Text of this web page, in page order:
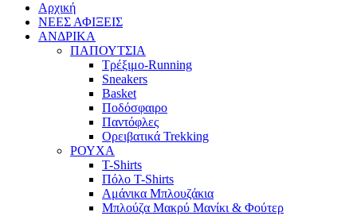
Αρχική
ΝΕΕΣ ΑΦΙΞΕΙΣ
AΝΔΡΙΚΑ
ΠΑΠΟΥΤΣΙΑ
Τρέξιμο-Running
Sneakers
Basket
Ποδόσφαιρο
Παντόφλες
Ορειβατικά Trekking
ΡΟΥΧΑ
T-Shirts
Πόλο T-Shirts
Αμάνικα Μπλουζάκια
Μπλούζα Μακρύ Μανίκι & Φούτερ